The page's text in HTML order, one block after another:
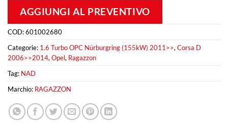
AGGIUNGI AL PREVENTIVO
COD:601002680
Categorie: 1.6 Turbo OPC Nürburgring (155kW) 2011>>,Corsa D
2006>>2014,Opel, Ragazzon
Tag: NAD
Marchio: RAGAZZON